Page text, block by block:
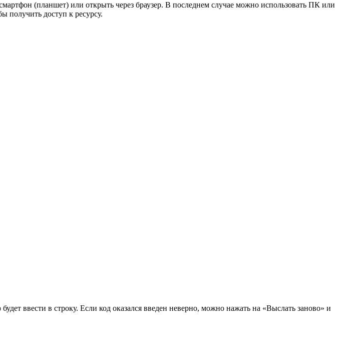
(планшет) или открыть через браузер. В последнем случае можно использовать ПК или
получить доступ к ресурсу.
ввести в строку. Если код оказался введен неверно, можно нажать на «Выслать заново» и